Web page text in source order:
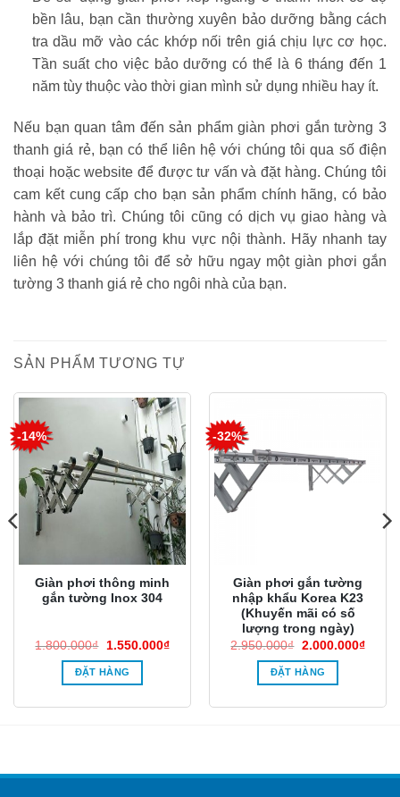
bền lâu, bạn cần thường xuyên bảo dưỡng bằng cách
tra dầu mỡ vào các khớp nối trên giá chịu lực cơ học.
Tần suất cho việc bảo dưỡng có thể là 6 tháng đến 1
năm tùy thuộc vào thời gian mình sử dụng nhiều hay ít.
Nếu bạn quan tâm đến sản phẩm giàn phơi gắn tường 3
thanh giá rẻ, bạn có thể liên hệ với chúng tôi qua số điện
thoại hoặc website để được tư vấn và đặt hàng. Chúng tôi
cam kết cung cấp cho bạn sản phẩm chính hãng, có bảo
hành và bảo trì. Chúng tôi cũng có dịch vụ giao hàng và
lắp đặt miễn phí trong khu vực nội thành. Hãy nhanh tay
liên hệ với chúng tôi để sở hữu ngay một giàn phơi gắn
tường 3 thanh giá rẻ cho ngôi nhà của bạn.
SẢN PHẨM TƯƠNG TỰ
-14%
Giàn phơi thông minh
gắn tường Inox 304
1.800.000₫
Giá
là:
1.800.000₫.
1.550.000₫Giá
ĐẶT HÀNG
-32%
Giàn phơi gắn tường
nhập khẩu Korea K23
(Khuyến mãi có số
lượng trong ngày)
2.950.000₫ Giá
là:
2.950.000₫.
2.000.000₫Giá
ĐẶT HÀNG